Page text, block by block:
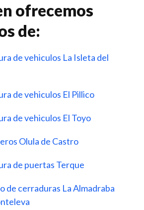
ofrecemos
de:
de vehiculos La Isleta del
de vehiculos El Pillico
de vehiculos El Toyo
Olula de Castro
de puertas Terque
de cerraduras La Almadraba